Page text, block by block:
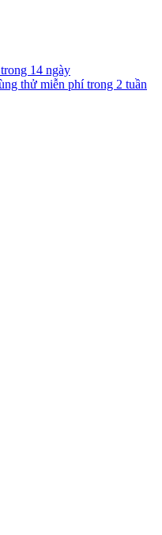
14 ngày
thử miễn phí trong 2 tuần